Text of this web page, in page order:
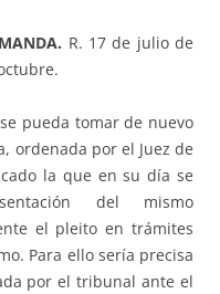
R. 17 de julio de
pueda tomar de nuevo
ordenada por el Juez de
la que en su día se
del mismo
el pleito en trámites
Para ello sería precisa
por el tribunal ante el